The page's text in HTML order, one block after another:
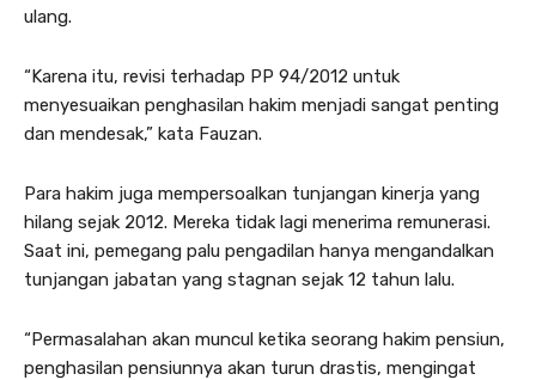
ulang.
“Karena itu, revisi terhadap PP 94/2012 untuk
menyesuaikan penghasilan hakim menjadi sangat penting
dan mendesak,” kata Fauzan.
Para hakim juga mempersoalkan tunjangan kinerja yang
hilang sejak 2012. Mereka tidak lagi menerima remunerasi.
Saat ini, pemegang palu pengadilan hanya mengandalkan
tunjangan jabatan yang stagnan sejak 12 tahun lalu.
“Permasalahan akan muncul ketika seorang hakim pensiun,
penghasilan pensiunnya akan turun drastis, mengingat